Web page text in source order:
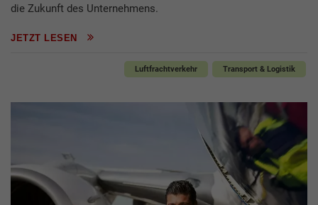
die Zukunft des Unternehmens.
JETZT LESEN
Luftfrachtverkehr Transport & Logistik